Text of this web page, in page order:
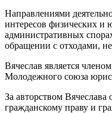
Направлениями
интересов физических и
административных
обращении с отходами,
Вячеслав является
Молодежного союза
За авторством
гражданскому праву и